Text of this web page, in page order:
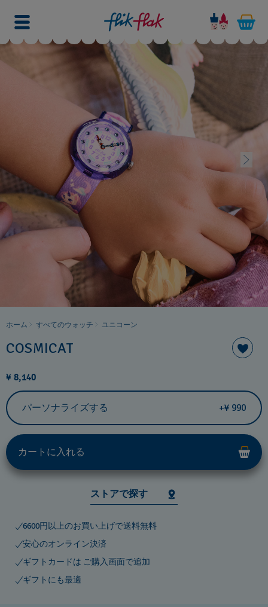
ホーム すべてのウォッチ ユニコーン
COSMICAT
¥ 8,140
パーソナライズする +¥ 990
カートに入れる
ストアで探す
6600円以上のお買い上げで送料無料
安心のオンライン決済
ギフトカードは ご購入画面で追加
ギフトにも最適